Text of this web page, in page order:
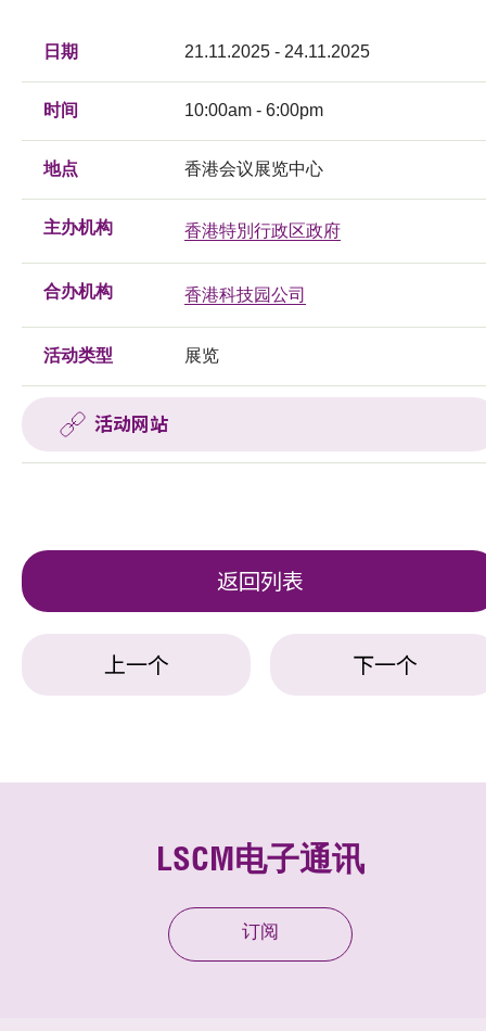
日期 21.11.2025 - 24.11.2025
时间 10:00am - 6:00pm
地点 香港会议展览中心
主办机构 香港特別行政区政府
合办机构 香港科技园公司
活动类型 展览
活动网站
返回列表
上一个 下一个
LSCM电子通讯
订阅